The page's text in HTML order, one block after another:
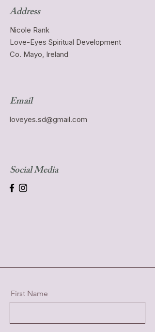
Address
Nicole Rank
Love-Eyes Spiritual Development
Co. Mayo, Ireland
Email
loveyes.sd@gmail.com
Social Media
First Name